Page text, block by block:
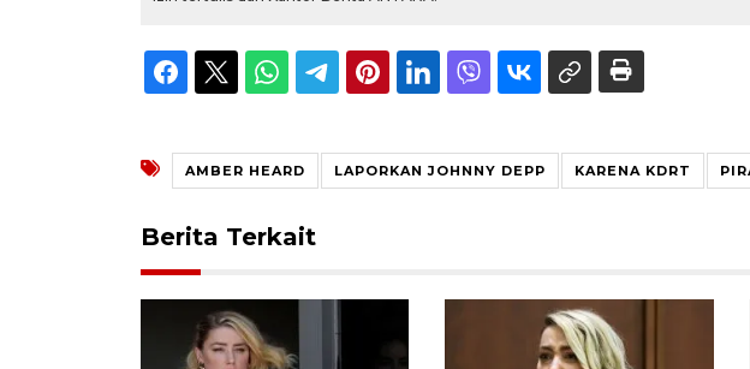
AMBER HEARD LAPORKAN JOHNNY DEPP KARENA KDRT
Berita Terkait